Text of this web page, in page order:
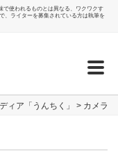
で使われるものとは異なる、ワクワクす
、ライターを募集されている方は執筆を
ィア「うんちく」 > カメラ